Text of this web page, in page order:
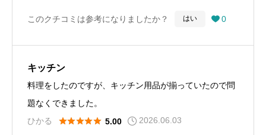
このクチコミは参考になりましたか？ はい  0
キッチン
料理をしたのですが、キッチン用品が揃っていたので問
題なくできました。
ひかる
 5.00 2026.06.03